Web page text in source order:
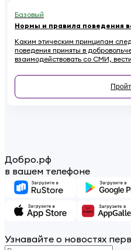
Базовый
Нормы и правила поведения
Каким этическим принципам
поведения приняты в
взаимодействовать со СМИ,
репутации? Если вы хотите
волонтёром, этот онлайн-курс
Добро.рф
в вашем телефоне
Узнавайте о новостях